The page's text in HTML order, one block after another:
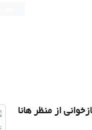
از منظر هانا